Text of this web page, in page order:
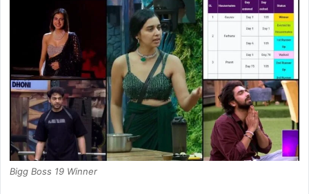
Bigg Boss 19 Winner